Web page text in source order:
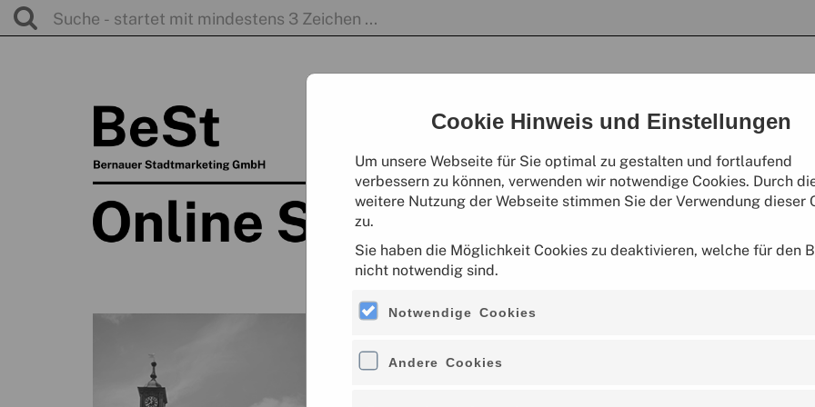
Cookie Hinweis und Einstellungen
Um unsere Webseite für Sie optimal zu gestalten und fortlaufend
verbessern zu können, verwenden wir notwendige Cookies. Durch
weitere Nutzung der Webseite stimmen Sie der Verwendung dieser
zu.
Sie haben die Möglichkeit Cookies zu deaktivieren, welche für den
nicht notwendig sind.
Notwendige Cookies
Andere Cookies
Rätselführung für Familien
Gehen Sie auf geführte Entdeckungstouren durch Bernau bei
fachlich qualifizierten Guides führen Sie in verschiedenen